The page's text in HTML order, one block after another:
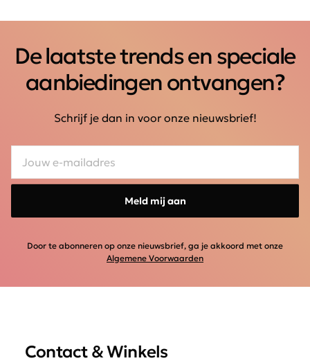
De laatste trends en speciale
aanbiedingen ontvangen?
Schrijf je dan in voor onze nieuwsbrief!
Meld mij aan
Door te abonneren op onze nieuwsbrief, ga je akkoord met onze
Algemene Voorwaarden
Contact & Winkels